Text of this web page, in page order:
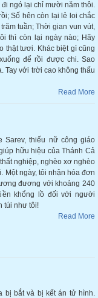
ngó lại chỉ mười năm thôi.
Số hên còn lại lẻ loi chắc
tuần; Thời gian vun vút,
thì còn lại ngày nào; Hãy
thật tươi. Khác biệt gì cũng
để rồi được chi. Sao
Tay với trời cao không thấu
Read More
Sarev, thiếu nữ công giáo
hữu hiệu của Thánh Cả
nghiệp, nghèo xơ nghèo
Một ngày, tôi nhận hóa đơn
đương với khoảng 240
khổng lồ đối với người
túi như tôi!
Read More
bị bắt và bị kết án tử hình.